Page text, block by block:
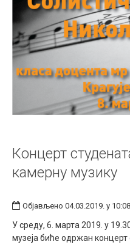
Концерт
камерну музику
Објављено 04.03.2019. у 10:08
У среду, 6. марта 2019. у
музеја биће одржан